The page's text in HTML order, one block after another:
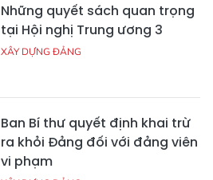
Những quyết sách quan trọng
tại Hội nghị Trung ương 3
XÂY DỰNG ĐẢNG
Ban Bí thư quyết định khai trừ
ra khỏi Đảng đối với đảng viên
vi phạm